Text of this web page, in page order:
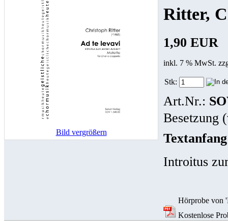
Bild vergrößern
Ritter,
1,90 EUR
inkl. 7 % MwSt.
Stk:
Art.Nr.:
Besetzung
Introitus
Hörprobe von
Kostenlose